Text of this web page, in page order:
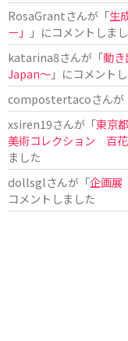
RosaGrantさんが「生
ー」
」にコメントしま
katarina8さんが「動
Japan〜」にコメント
compostertacoさんが
xsiren19さんが「東京
美術コレクション 百
ました
dollsglさんが「企画展
コメントしました